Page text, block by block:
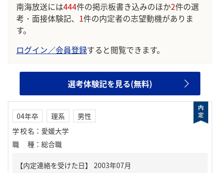
南海放送には444件の掲示板書き込みのほか2件の選
考・面接体験記、 1件の内定者の志望動機がありま
す。
ログイン／会員登録すると閲覧できます。
選考体験記を見る(無料)
04年卒 理系
男性
学校名 ： 愛媛大学
職種 ： 総合職
【内定連絡を受けた日】
2003年07月